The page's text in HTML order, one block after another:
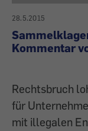
28.5.2015
Kommentar
Rechtsbruch
für
mit illegalen